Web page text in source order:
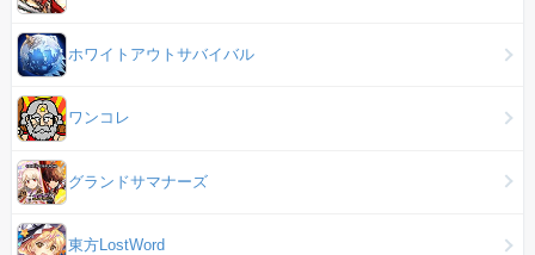
ホワイトアウトサバイバル
ワンコレ
グランドサマナーズ
東方LostWord